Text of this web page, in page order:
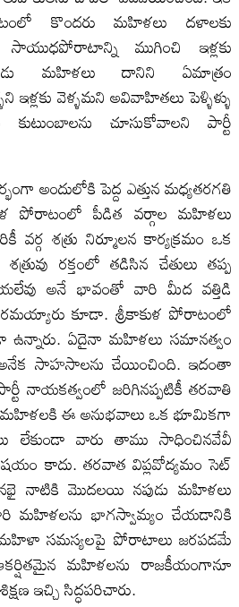
కొందరు మహిళలు దళాలకు
ముగించి ఇళ్లకు
మహిళలు దానిని ఏమాత్రం
వెళ్ళమని అవివాహితలు పెళ్ళిళ్ళు
చూసుకోవాలని పార్టీ
అందులోకి పెద్ద ఎత్తున మధ్యతరగతి
పోరాటంలో పీడిత వర్గాల మహిళలు
వర్గ శత్రు నిర్మూలన కార్యక్రమం ఒక
రక్తంలో తడిసిన చేతులు తప్ప
అనే భావంతో వారి మీద వత్తిడి
కూడా. శ్రీకాకుళ పోరాటంలో
ఏదైనా మహిళలు సమానత్వం
సాహసాలను చేయించింది. ఇదంతా
నాయకత్వంలో జరిగినప్పటికీ తరవాతి
ఈ అనుభవాలు ఒక భూమికగా
లేకుండా వారు తాము సాధించినవేవీ
కాదు. తరవాత విప్లవోద్యమం సెట్
నాటికి మొదలయి నపుడు మహిళలు
మహిళలను భాగస్వామ్యం చేయడానికి
మహిళా సమస్యలపై పోరాటాలు జరపడమే
మహిళలను రాజకీయంగానూ
ఇచ్చి సిద్ధపరిచారు.